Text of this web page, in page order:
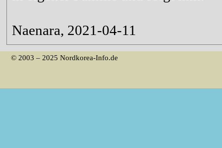
Naenara, 2021-04-11
© 2003 – 2025 Nordkorea-Info.de